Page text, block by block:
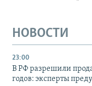
НОВОСТИ
23:00
В РФ разрешили
годов: эксперты